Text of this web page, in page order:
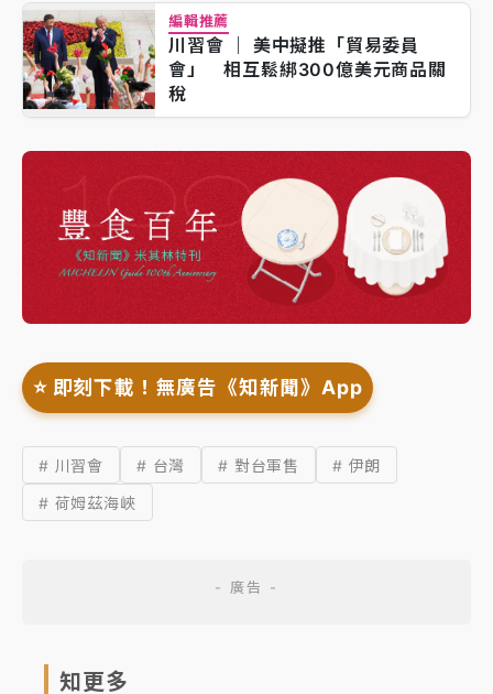
編輯推薦
川習會 ｜ 美中擬推「貿易委員
會」 相互鬆綁300億美元商品關
稅
⭐️ 即刻下載！無廣告《知新聞》App
# 川習會 # 台灣 # 對台軍售
# 伊朗
# 荷姆茲海峽
知更多